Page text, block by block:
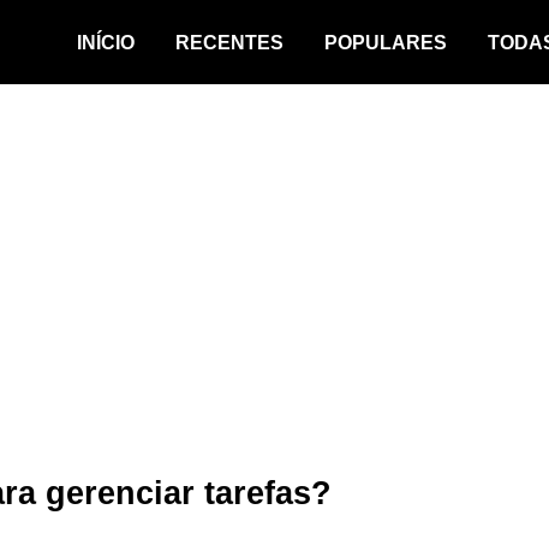
INÍCIO RECENTES POPULARES
gerenciar tarefas?